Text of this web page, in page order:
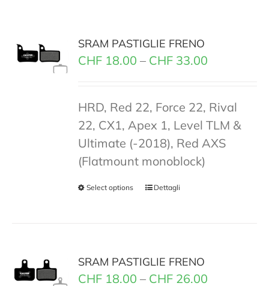
SRAM PASTIGLIE FRENO
CHF 18.00 – CHF 33.00
HRD, Red 22, Force 22, Rival
22, CX1, Apex 1, Level TLM &
Ultimate (-2018), Red AXS
(Flatmount monoblock)
Select options Dettagli
SRAM PASTIGLIE FRENO
CHF 18.00 – CHF 26.00